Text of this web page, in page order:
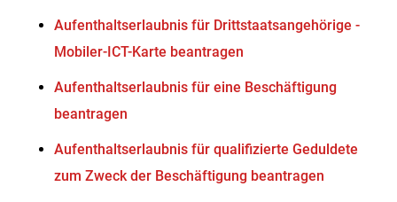
Aufenthaltserlaubnis für Drittstaatsangehörige -
Mobiler-ICT-Karte beantragen
Aufenthaltserlaubnis für eine Beschäftigung
beantragen
Aufenthaltserlaubnis für qualifizierte Geduldete
zum Zweck der Beschäftigung beantragen